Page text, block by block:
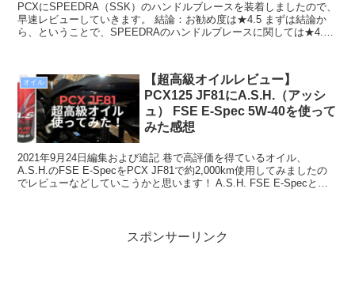
PCXにSPEEDRA（SSK）のハンドルブレースを装着しましたので、
早速レビューしていきます。 結論：お勧め度は★4.5 まずは結論か
ら、ということで、SPEEDRAのハンドルブレースに関しては★4.5
オイル
【超高級オイルレビュー】
PCX125 JF81にA.S.H.（アッシ
ュ） FSE E-Spec 5W-40を使って
みた感想
2021年9月24日編集および追記 巷で高評価を得ているオイル、
A.S.H.のFSE E-SpecをPCX JF81で約2,000km使用してみましたの
でレビューなどしていこうかと思います！ A.S.H. FSE E-Specと
スポンサーリンク